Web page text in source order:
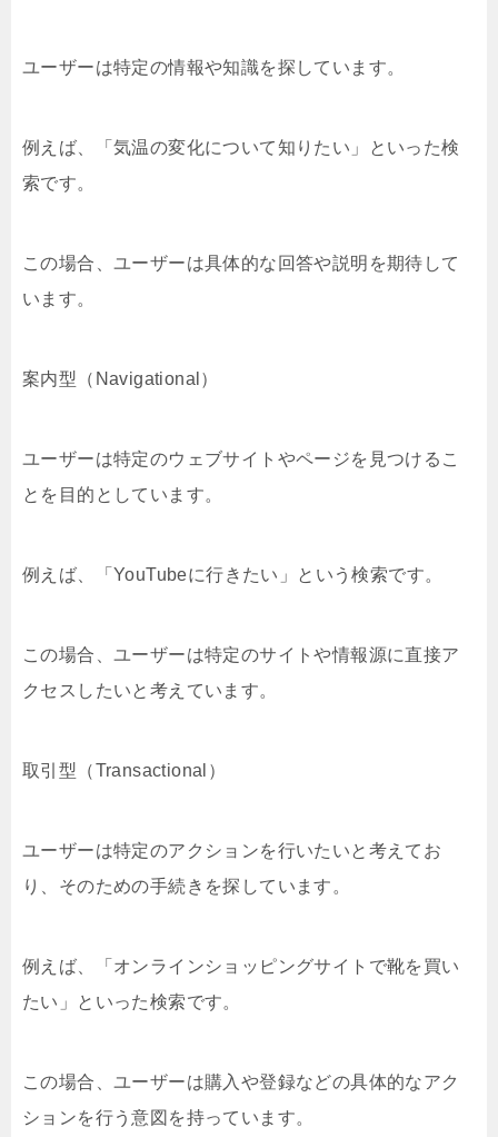
ユーザーは特定の情報や知識を探しています。
例えば、「気温の変化について知りたい」といった検
索です。
この場合、ユーザーは具体的な回答や説明を期待して
います。
案内型（Navigational）
ユーザーは特定のウェブサイトやページを見つけるこ
とを目的としています。
例えば、「YouTubeに行きたい」という検索です。
この場合、ユーザーは特定のサイトや情報源に直接ア
クセスしたいと考えています。
取引型（Transactional）
ユーザーは特定のアクションを行いたいと考えてお
り、そのための手続きを探しています。
例えば、「オンラインショッピングサイトで靴を買い
たい」といった検索です。
この場合、ユーザーは購入や登録などの具体的なアク
ションを行う意図を持っています。